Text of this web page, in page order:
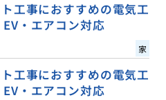
工事におすすめの電気工
・エアコン対応
家
工事におすすめの電気工
・エアコン対応